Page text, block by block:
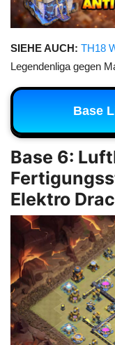
SIEHE AUCH: TH18
Legendenliga gegen
Base
Base 6:
Elektro